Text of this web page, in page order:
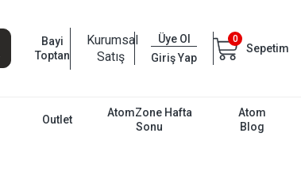
Bayi
Toptan
Kurumsal
Satış
Üye Ol
Giriş Yap
0
Sepetim
Outlet
AtomZone Hafta
Sonu
Atom
Blog